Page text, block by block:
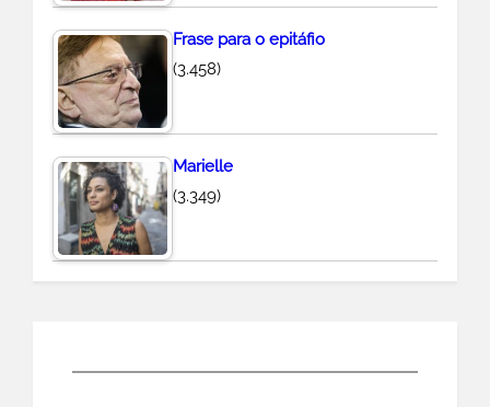
Frase para o epitáfio
(3.458)
Marielle
(3.349)